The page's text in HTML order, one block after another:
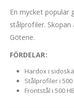
En mycket populär
stålprofiler.
Götene.
FÖRDELAR:
Hardox i
Stålprofiler i 500
Frontstål i 500 HB